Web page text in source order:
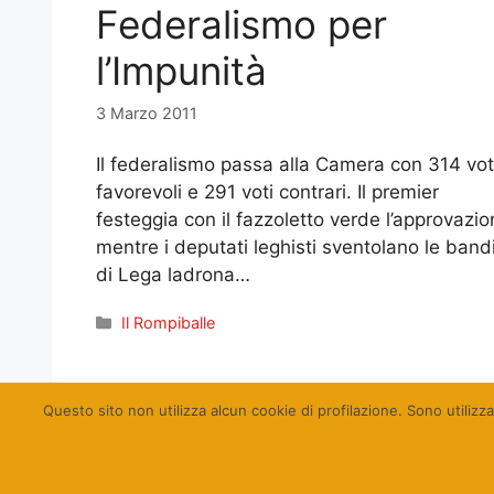
Federalismo per
l’Impunità
3 Marzo 2011
Il federalismo passa alla Camera con 314
favorevoli e 291 voti contrari. Il premier
festeggia con il fazzoletto verde
mentre i deputati leghisti sventolano le
di Lega ladrona…
Categorie
Il Rompiballe
Pagina
Pagina
© Qualcosa di
Questo sito non utilizza alcun cookie di profilazione. Sono